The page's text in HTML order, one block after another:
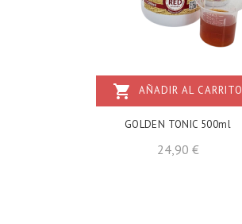
shopping_cart AÑADIR AL CARRITO
GOLDEN TONIC 500ml
24,90 €Precio